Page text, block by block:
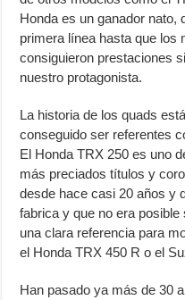
Honda es un ganador nato,
primera línea hasta que los
consiguieron prestaciones
nuestro protagonista.
La historia de los quads
conseguido ser referentes
El Honda TRX 250 es uno
más preciados títulos y
desde hace casi 20 años y
fabrica y que no era
una clara referencia para
el Honda TRX 450 R o el
Han pasado ya más de 30